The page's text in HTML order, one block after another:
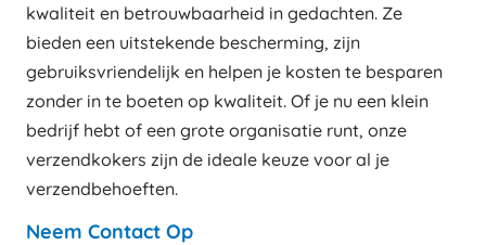
kwaliteit en betrouwbaarheid in gedachten. Ze
bieden een uitstekende bescherming, zijn
gebruiksvriendelijk en helpen je kosten te besparen
zonder in te boeten op kwaliteit. Of je nu een klein
bedrijf hebt of een grote organisatie runt, onze
verzendkokers zijn de ideale keuze voor al je
verzendbehoeften.
Neem Contact Op